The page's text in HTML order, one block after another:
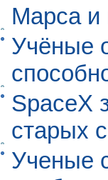
Марса и
Учёные
SpaceX
старых
Ученые